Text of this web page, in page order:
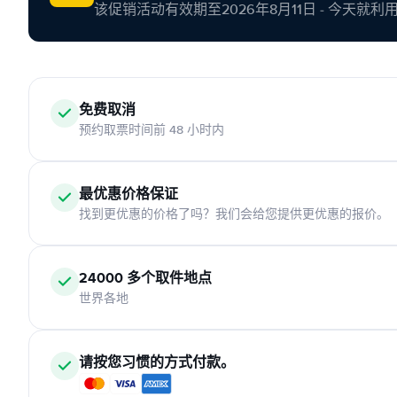
该促销活动有效期至2026年8月11日 - 今天就利用
免费取消
预约取票时间前 48 小时内
最优惠价格保证
找到更优惠的价格了吗？我们会给您提供更优惠的报价。
24000 多个取件地点
世界各地
请按您习惯的方式付款。